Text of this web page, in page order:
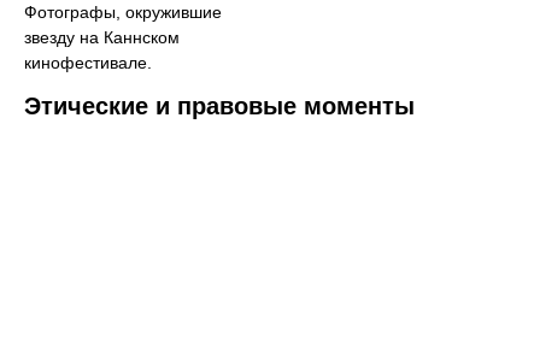
Фотографы, окружившие
звезду на Каннском
кинофестивале.
Этические и правовые моменты